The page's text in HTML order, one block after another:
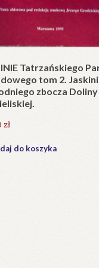
w wersji składanej.